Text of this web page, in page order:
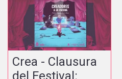
Crea - Clausura
del Festival: